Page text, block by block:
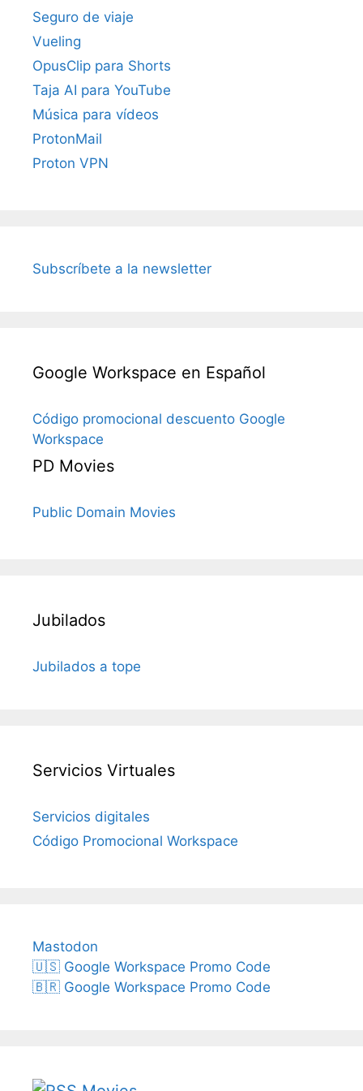
Seguro de viaje
Vueling
OpusClip para Shorts
Taja AI para YouTube
Música para vídeos
ProtonMail
Proton VPN
Subscríbete a la newsletter
Google Workspace en Español
Código promocional descuento Google
Workspace
PD Movies
Public Domain Movies
Jubilados
Jubilados a tope
Servicios Virtuales
Servicios digitales
Código Promocional Workspace
Mastodon
🇺🇸 Google Workspace Promo Code
🇧🇷 Google Workspace Promo Code